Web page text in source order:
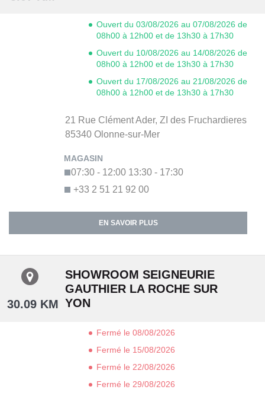
21 Rue Clément Ader, ZI des Fruchardieres
85340 Olonne-sur-Mer
+33 2 51 21 92 00
07:30 - 12:00 13:30 - 17:30
Ouvert du 03/08/2026 au 07/08/2026 de
08h00 à 12h00 et de 13h30 à 17h30
Ouvert du 10/08/2026 au 14/08/2026 de
08h00 à 12h00 et de 13h30 à 17h30
Ouvert du 17/08/2026 au 21/08/2026 de
08h00 à 12h00 et de 13h30 à 17h30
EN SAVOIR PLUS
30.09 KM
SHOWROOM SEIGNEURIE
GAUTHIER LA ROCHE SUR
YON
Fermé le 08/08/2026
Fermé le 15/08/2026
Fermé le 22/08/2026
Fermé le 29/08/2026